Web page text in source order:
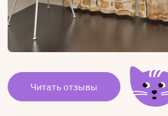
Читать отзывы